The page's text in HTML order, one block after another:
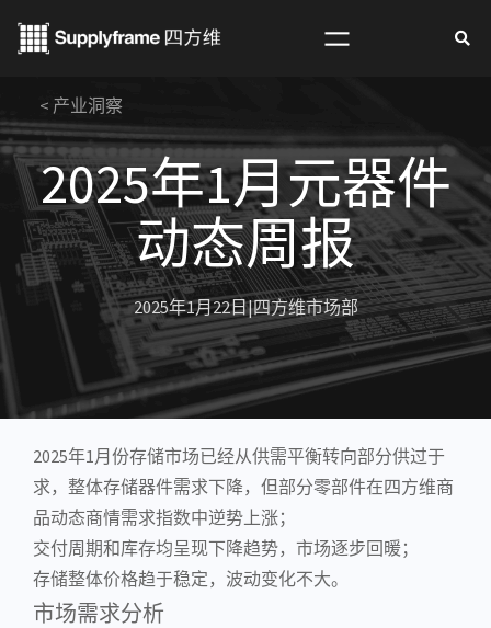
< 产业洞察
2025年1月元器件
动态周报
2025年1月22日|四方维市场部
2025年1月份存储市场已经从供需平衡转向部分供过于
求，整体存储器件需求下降，但部分零部件在四方维商
品动态商情需求指数中逆势上涨；
交付周期和库存均呈现下降趋势，市场逐步回暖；
存储整体价格趋于稳定，波动变化不大。
市场需求分析